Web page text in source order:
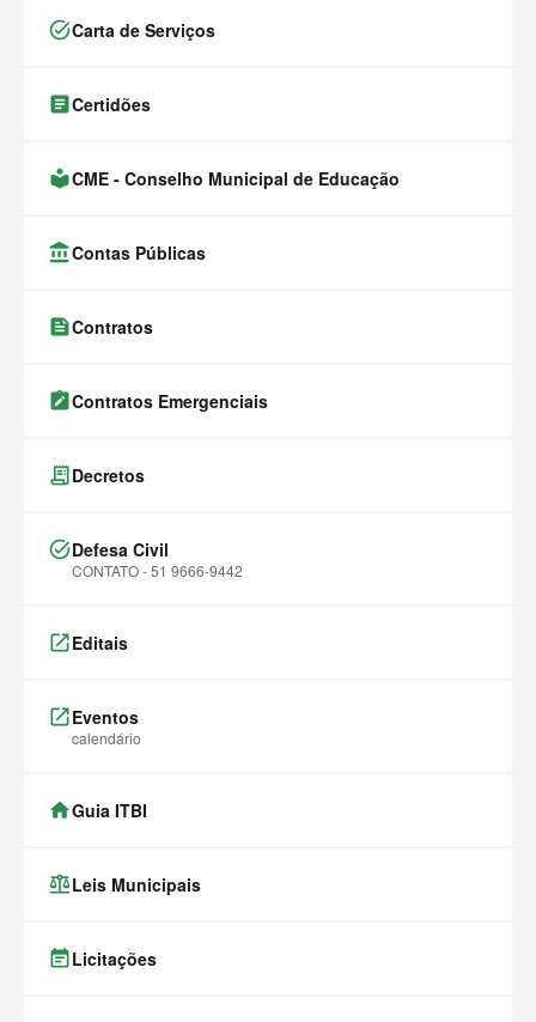
task_altCarta de Serviços
articleCertidões
local_libraryCME - Conselho Municipal de Educação
account_balanceContas Públicas
feedContratos
note_altContratos Emergenciais
receipt_long Decretos
task_altDefesa Civil
CONTATO - 51 9666-9442
launchEditais
launchEventos
calendário
homeGuia ITBI
balanceLeis Municipais
event_noteLicitações